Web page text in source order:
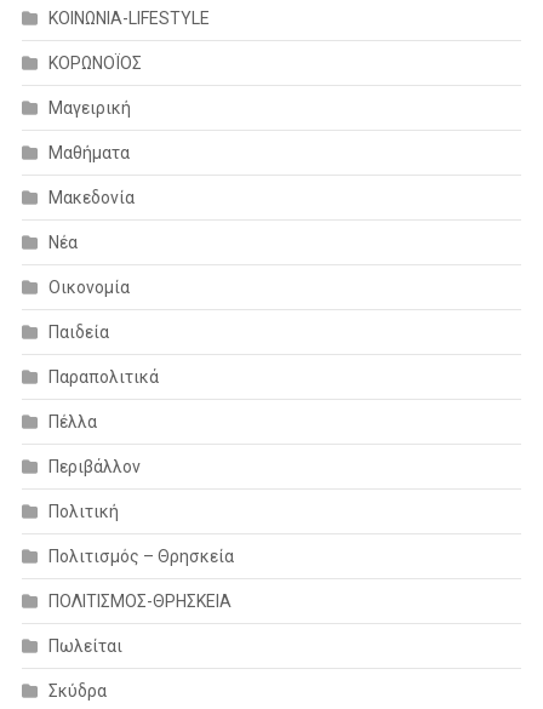
ΚΟΙΝΩΝΙΑ-LIFESTYLE
ΚΟΡΩΝΟΪΟΣ
Μαγειρική
Μαθήματα
Μακεδονία
Νέα
Οικονομία
Παιδεία
Παραπολιτικά
Πέλλα
Περιβάλλον
Πολιτική
Πολιτισμός – Θρησκεία
ΠΟΛΙΤΙΣΜΟΣ-ΘΡΗΣΚΕΙΑ
Πωλείται
Σκύδρα